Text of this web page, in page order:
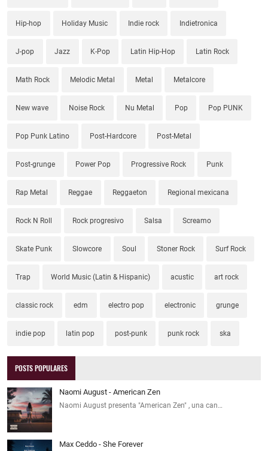
Hip-hop Holiday Music Indie rock Indietronica
J-pop Jazz K-Pop Latin Hip-Hop Latin Rock
Math Rock Melodic Metal Metal Metalcore
New wave Noise Rock Nu Metal Pop Pop PUNK
Pop Punk Latino Post-Hardcore Post-Metal
Post-grunge Power Pop Progressive Rock Punk
Rap Metal Reggae Reggaeton Regional mexicana
Rock N Roll Rock progresivo Salsa Screamo
Skate Punk Slowcore Soul Stoner Rock Surf Rock
Trap World Music (Latin & Hispanic) acustic art rock
classic rock edm electro pop electronic grunge
indie pop latin pop post-punk punk rock ska
POSTS POPULARES
Naomi August - American Zen
Naomi August presenta "American Zen" , una can…
Max Ceddo - She Forever